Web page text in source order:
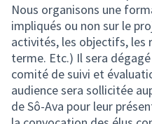
Nous organisons une
impliqués ou non sur le
activités, les objectifs, les
terme. Etc.) Il sera
comité de suivi et
audience sera sollicitée
de Sô-Ava pour leur